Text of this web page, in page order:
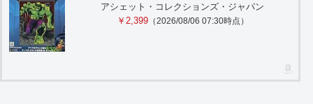
アシェット・コレクションズ・ジャパン
￥2,399（2026/08/06 07:30時点）